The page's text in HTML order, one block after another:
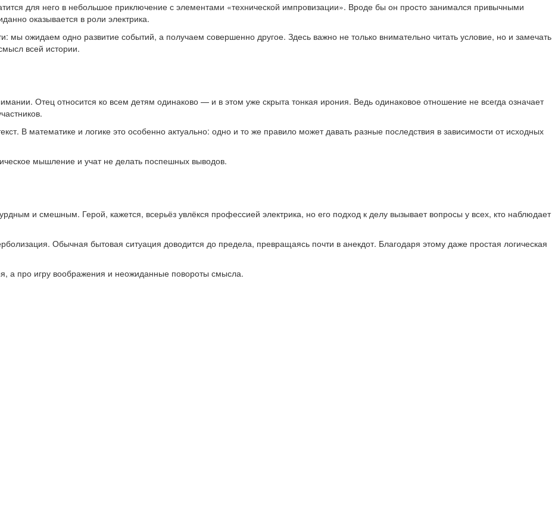
для него в небольшое приключение с элементами «технической импровизации». Вроде бы он просто занимался привычными
оказывается в роли электрика.
мы ожидаем одно развитие событий, а получаем совершенно другое. Здесь важно не только внимательно читать условие, но и замечать
всей истории.
Отец относится ко всем детям одинаково — и в этом уже скрыта тонкая ирония. Ведь одинаковое отношение не всегда означает
В математике и логике это особенно актуально: одно и то же правило может давать разные последствия в зависимости от исходных
мышление и учат не делать поспешных выводов.
и смешным. Герой, кажется, всерьёз увлёкся профессией электрика, но его подход к делу вызывает вопросы у всех, кто наблюдает
Обычная бытовая ситуация доводится до предела, превращаясь почти в анекдот. Благодаря этому даже простая логическая
а про игру воображения и неожиданные повороты смысла.